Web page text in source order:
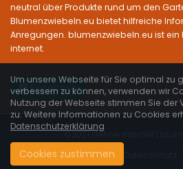
neutral über Produkte rund um den
Blumenzwiebeln.eu bietet hilfreiche
Anregungen. blumenzwiebeln.eu ist ein
internet.
Facebook
©2021 dehne internet |
Startseite
Um unsere Webseite für Sie optimal zu
verbessern zu können, verwenden wir
Nutzung der Webseite stimmen Sie der
zu. Weitere Informationen zu Cookies
Datenschutzerklärung
Cookies zustimmen